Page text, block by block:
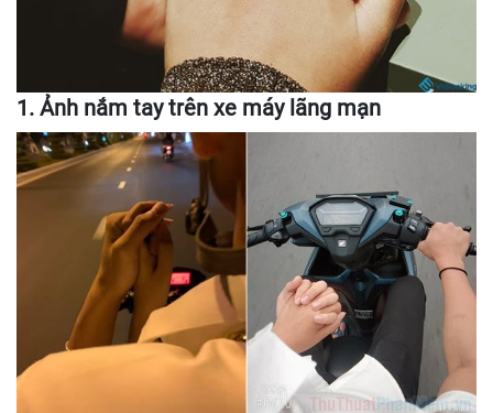
1. Ảnh nắm tay trên xe máy lãng mạn